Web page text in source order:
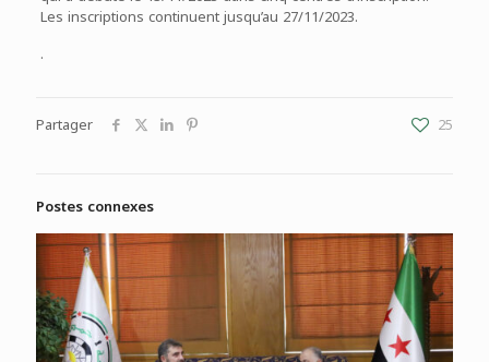
Les inscriptions continuent jusqu’au 27/11/2023.
.
Partager 25
Postes connexes